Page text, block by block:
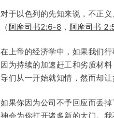
对于以色列的先知来说，不正
（ 阿摩司书2:6-8 ， 阿摩司书
在上帝的经济学中，如果我们
因为持续的加速赶工和劣质材
导们从一开始就知情，然而却让
如果你因为公司不予回应而丢
神会为你打开诸多新的大门。